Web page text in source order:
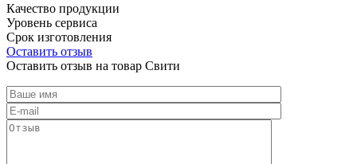
Качество продукции
Уровень сервиса
Срок изготовления
Оставить отзыв
Оставить отзыв на товар Свити